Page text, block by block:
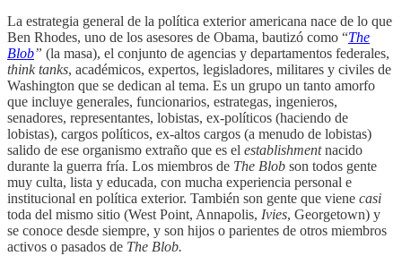
La estrategia general de la política exterior americana nace de lo que
Ben Rhodes, uno de los asesores de Obama, bautizó como “The
Blob” (la masa), el conjunto de agencias y departamentos federales,
think tanks, académicos, expertos, legisladores, militares y civiles de
Washington que se dedican al tema. Es un grupo un tanto amorfo
que incluye generales, funcionarios, estrategas, ingenieros,
senadores, representantes, lobistas, ex-políticos (haciendo de
lobistas), cargos políticos, ex-altos cargos (a menudo de lobistas)
salido de ese organismo extraño que es el establishmentnacido
durante la guerra fría. Los miembros de The Blob son todos gente
muy culta, lista y educada, con mucha experiencia personal e
institucional en política exterior. También son gente que viene casi
toda del mismo sitio (West Point, Annapolis, Ivies, Georgetown) y
se conoce desde siempre, y son hijos o parientes de otros miembros
activos o pasados de The Blob.